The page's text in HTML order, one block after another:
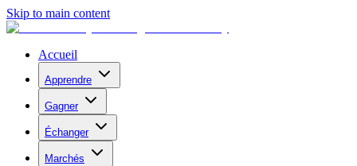
Skip to main content
Accueil
Apprendre
Gagner
Échanger
Marchés